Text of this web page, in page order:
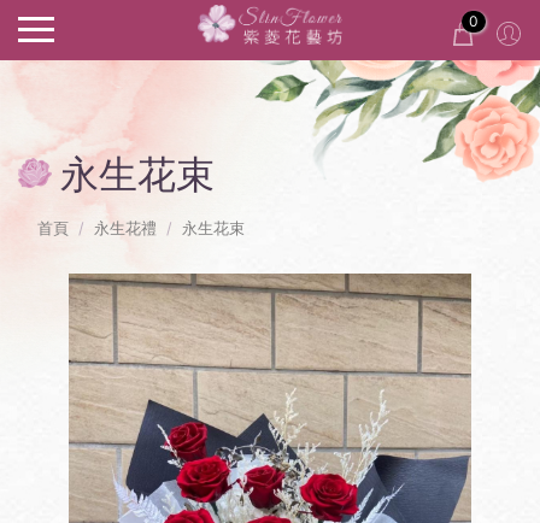
0
永生花束
首頁 永生花禮 永生花束